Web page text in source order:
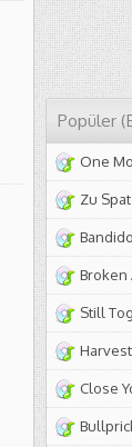
Popüler
One
Zu Spat
Bandido
Broken
Still
Close